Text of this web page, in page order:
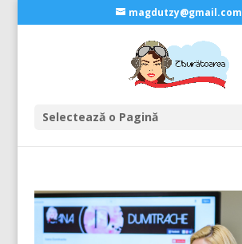
magdutzy@gmail.com
Selectează o Pagină